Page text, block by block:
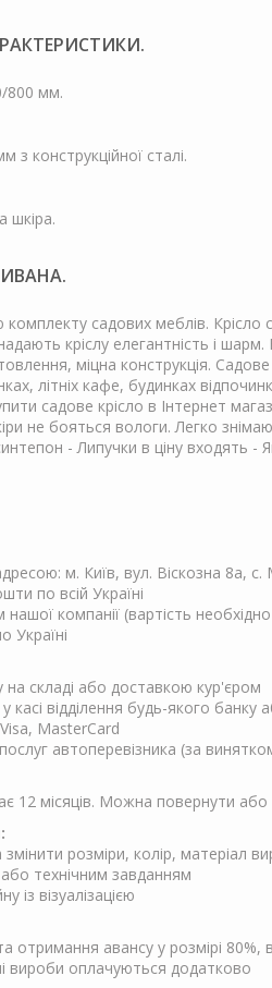
800 мм.
з конструкційної сталі.
шкіра.
садових меблів. Крісло
кріслу елегантність і
міцна конструкція.
літніх кафе, будинках
садове крісло в Інтернет
не бояться вологи. Легко
- Липучки в ціну входять -
м. Київ, вул. Віскозна 8а,
по всій Україні
компанії (вартість
Україні
на складі або доставкою кур'єром
касі відділення будь-якого
MasterCard
автоперевізника (за
12 місяців. Можна повернути
розміри, колір, матеріал
технічним завданням
із візуалізацією
авансу у розмірі 80%,
вироби оплачуються додатково